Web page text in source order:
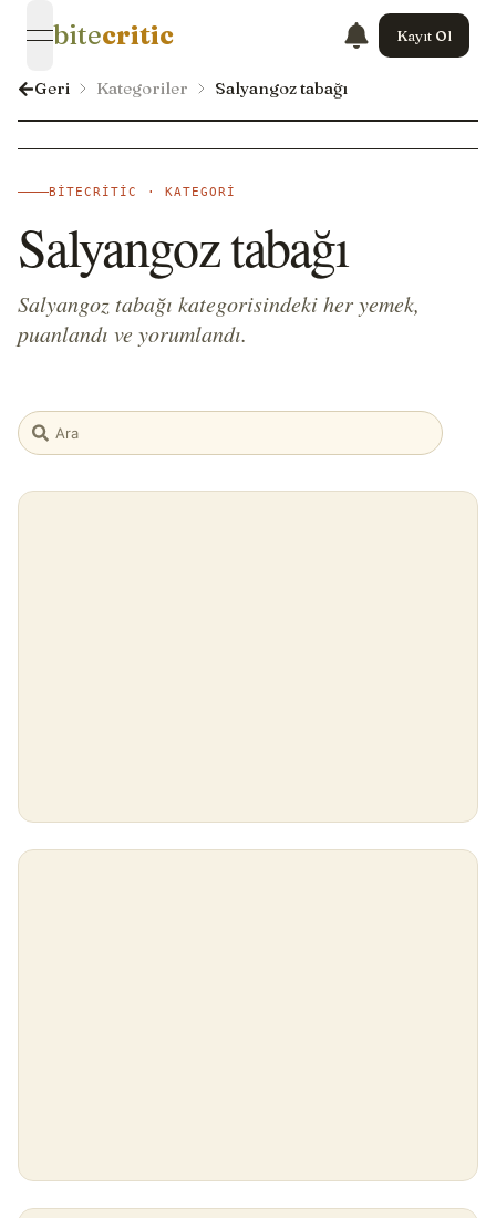
open navigation menu
bitecritic Kayıt Ol
Geri Kategoriler Salyangoz tabağı
BITECRITIC · KATEGORI
Salyangoz tabağı
Salyangoz tabağı kategorisindeki her yemek,
puanlandı ve yorumlandı.